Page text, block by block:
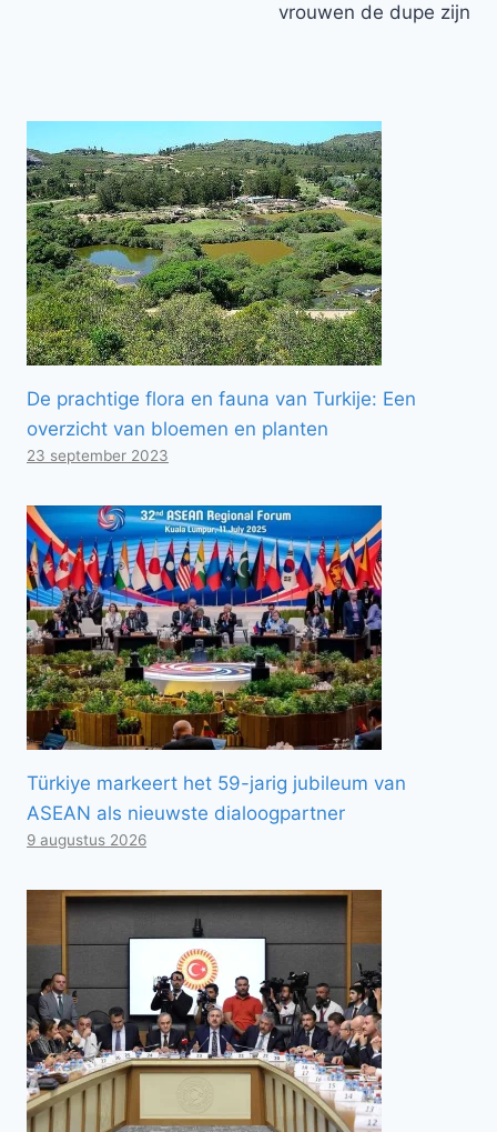
vrouwen de dupe zijn
De prachtige flora en fauna van Turkije: Een
overzicht van bloemen en planten
23 september 2023
Türkiye markeert het 59-jarig jubileum van
ASEAN als nieuwste dialoogpartner
9 augustus 2026